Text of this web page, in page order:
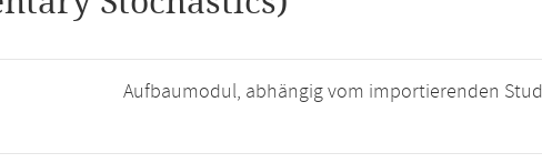
Aufbaumodul, abhängig vom importierenden